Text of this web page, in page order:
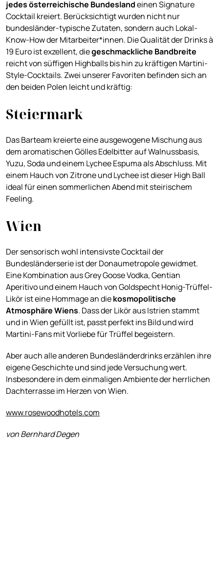
jedes österreichische Bundeslandeinen Signature
Cocktail kreiert. Berücksichtigt wurden nicht nur
bundesländer-typische Zutaten, sondern auch Lokal-
Know-How der Mitarbeiter*innen. Die Qualität der Drinks à
19 Euro ist exzellent, diegeschmackliche Bandbreite
reicht von süffigen Highballs bis hin zu kräftigen Martini-
Style-Cocktails. Zwei unserer Favoriten befinden sich an
den beiden Polen leicht und kräftig:
Steiermark
Das Barteam kreierte eine ausgewogene Mischung aus
dem aromatischen Gölles Edelbitter auf Walnussbasis,
Yuzu, Soda und einem Lychee Espuma als Abschluss. Mit
einem Hauch von Zitrone und Lychee ist dieser High Ball
ideal für einen sommerlichen Abend mit steirischem
Feeling.
Wien
Der sensorisch wohl intensivste Cocktail der
Bundesländerserie ist der Donaumetropole gewidmet.
Eine Kombination aus Grey Goose Vodka, Gentian
Aperitivo und einem Hauch von Goldspecht Honig-Trüffel-
Likör ist eine Hommage an diekosmopolitische
Atmosphäre Wiens. Dass der Likör aus Istrien stammt
und in Wien gefüllt ist, passt perfekt ins Bild und wird
Martini-Fans mit Vorliebe für Trüffel begeistern.
Aber auch alle anderen Bundesländerdrinks erzählen ihre
eigene Geschichte und sind jede Versuchung wert.
Insbesondere in dem einmaligen Ambiente der herrlichen
Dachterrasse im Herzen von Wien.
www.rosewoodhotels.com
von Bernhard Degen